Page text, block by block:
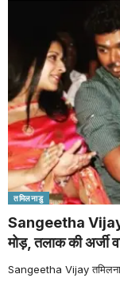
तमिलनाडु
Sangeetha Vijay:
मोड़, तलाक की
Sangeetha Vijay